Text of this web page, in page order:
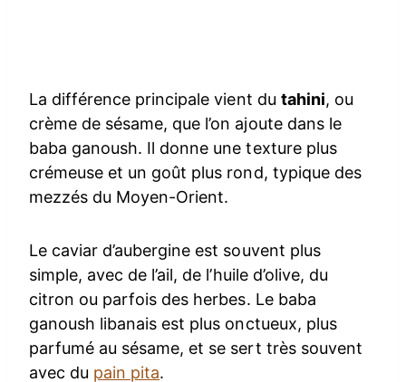
La différence principale vient du tahini, ou
crème de sésame, que l’on ajoute dans le
baba ganoush. Il donne une texture plus
crémeuse et un goût plus rond, typique des
mezzés du Moyen-Orient.
Le caviar d’aubergine est souvent plus
simple, avec de l’ail, de l’huile d’olive, du
citron ou parfois des herbes. Le baba
ganoush libanais est plus onctueux, plus
parfumé au sésame, et se sert très souvent
avec du pain pita.